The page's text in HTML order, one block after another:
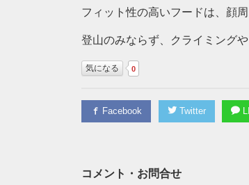
フィット性の高いフードは、顔
登山のみならず、クライミング
気になる 0
Facebook Twitter
コメント・お問合せ